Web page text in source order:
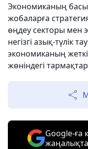
Экономиканың
жобаларға
өңдеу секторы мен
негізгі азық-түлік
экономиканың
жөніндегі
Google-ға